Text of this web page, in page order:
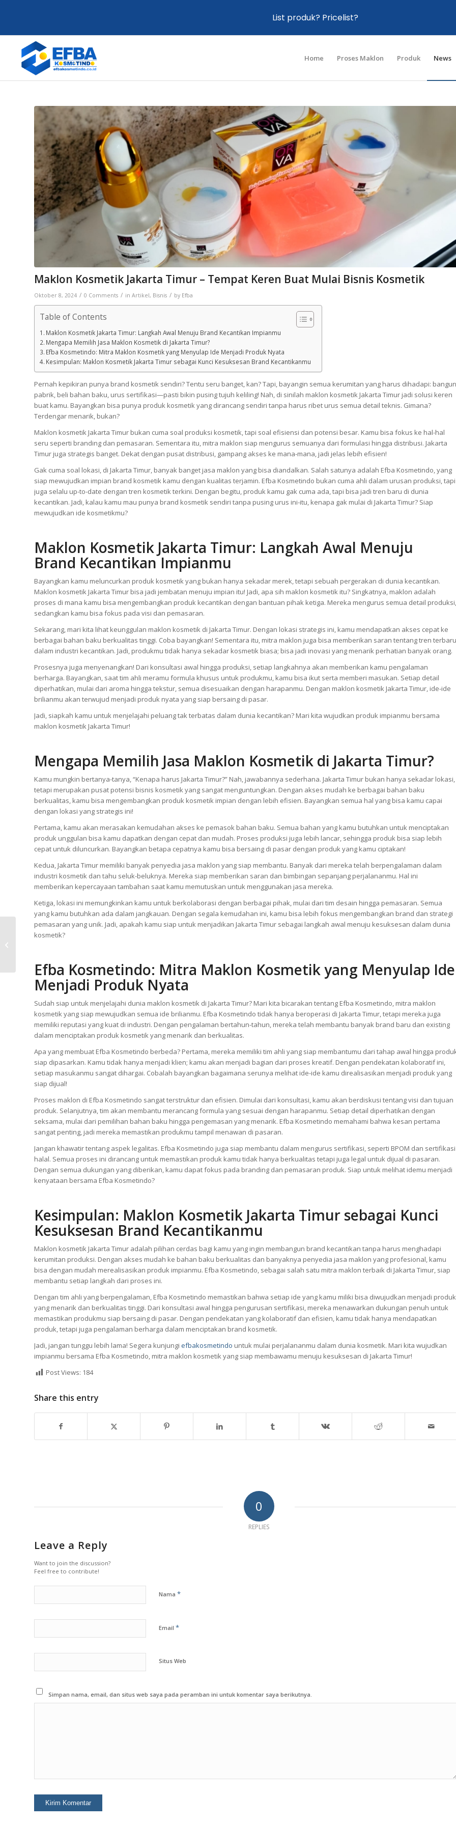
Home Proses Maklon Produk News
Maklon Kosmetik Jakarta Timur – Tempat Keren Buat Mulai Bisnis Kosmetik
Oktober 8, 2024 / 0 Comments / in Artikel, Bisnis / by Efba
Table of Contents
Maklon Kosmetik Jakarta Timur: Langkah Awal Menuju Brand Kecantikan Impianmu
Mengapa Memilih Jasa Maklon Kosmetik di Jakarta Timur?
Efba Kosmetindo: Mitra Maklon Kosmetik yang Menyulap Ide Menjadi Produk Nyata
Kesimpulan: Maklon Kosmetik Jakarta Timur sebagai Kunci Kesuksesan Brand Kecantikanmu
Pernah kepikiran punya brand kosmetik sendiri? Tentu seru banget, kan? Tapi, bayangin semua kerumitan yang harus dihadapi: bangun
pabrik, beli bahan baku, urus sertifikasi—pasti bikin pusing tujuh keliling! Nah, di sinilah maklon kosmetik Jakarta Timur jadi solusi keren
buat kamu. Bayangkan bisa punya produk kosmetik yang dirancang sendiri tanpa harus ribet urus semua detail teknis. Gimana?
Terdengar menarik, bukan?
Maklon kosmetik Jakarta Timur bukan cuma soal produksi kosmetik, tapi soal efisiensi dan potensi besar. Kamu bisa fokus ke hal-hal
seru seperti branding dan pemasaran. Sementara itu, mitra maklon siap mengurus semuanya dari formulasi hingga distribusi. Jakarta
Timur juga strategis banget. Dekat dengan pusat distribusi, gampang akses ke mana-mana, jadi jelas lebih efisien!
Gak cuma soal lokasi, di Jakarta Timur, banyak banget jasa maklon yang bisa diandalkan. Salah satunya adalah Efba Kosmetindo, yang
siap mewujudkan impian brand kosmetik kamu dengan kualitas terjamin. Efba Kosmetindo bukan cuma ahli dalam urusan produksi, tapi
juga selalu up-to-date dengan tren kosmetik terkini. Dengan begitu, produk kamu gak cuma ada, tapi bisa jadi tren baru di dunia
kecantikan. Jadi, kalau kamu mau punya brand kosmetik sendiri tanpa pusing urus ini-itu, kenapa gak mulai di Jakarta Timur? Siap
mewujudkan ide kosmetikmu?
Maklon Kosmetik Jakarta Timur: Langkah Awal Menuju
Brand Kecantikan Impianmu
Bayangkan kamu meluncurkan produk kosmetik yang bukan hanya sekadar merek, tetapi sebuah pergerakan di dunia kecantikan.
Maklon kosmetik Jakarta Timur bisa jadi jembatan menuju impian itu! Jadi, apa sih maklon kosmetik itu? Singkatnya, maklon adalah
proses di mana kamu bisa mengembangkan produk kecantikan dengan bantuan pihak ketiga. Mereka mengurus semua detail produksi,
sedangkan kamu bisa fokus pada visi dan pemasaran.
Sekarang, mari kita lihat keunggulan maklon kosmetik di Jakarta Timur. Dengan lokasi strategis ini, kamu mendapatkan akses cepat ke
berbagai bahan baku berkualitas tinggi. Coba bayangkan! Sementara itu, mitra maklon juga bisa memberikan saran tentang tren terbaru
dalam industri kecantikan. Jadi, produkmu tidak hanya sekadar kosmetik biasa; bisa jadi inovasi yang menarik perhatian banyak orang.
Prosesnya juga menyenangkan! Dari konsultasi awal hingga produksi, setiap langkahnya akan memberikan kamu pengalaman
berharga. Bayangkan, saat tim ahli meramu formula khusus untuk produkmu, kamu bisa ikut serta memberi masukan. Setiap detail
diperhatikan, mulai dari aroma hingga tekstur, semua disesuaikan dengan harapanmu. Dengan maklon kosmetik Jakarta Timur, ide-ide
brilianmu akan terwujud menjadi produk nyata yang siap bersaing di pasar.
Jadi, siapkah kamu untuk menjelajahi peluang tak terbatas dalam dunia kecantikan? Mari kita wujudkan produk impianmu bersama
maklon kosmetik Jakarta Timur!
Mengapa Memilih Jasa Maklon Kosmetik di Jakarta Timur?
Kamu mungkin bertanya-tanya, “Kenapa harus Jakarta Timur?” Nah, jawabannya sederhana. Jakarta Timur bukan hanya sekadar lokasi,
tetapi merupakan pusat potensi bisnis kosmetik yang sangat menguntungkan. Dengan akses mudah ke berbagai bahan baku
berkualitas, kamu bisa mengembangkan produk kosmetik impian dengan lebih efisien. Bayangkan semua hal yang bisa kamu capai
dengan lokasi yang strategis ini!
Pertama, kamu akan merasakan kemudahan akses ke pemasok bahan baku. Semua bahan yang kamu butuhkan untuk menciptakan
produk unggulan bisa kamu dapatkan dengan cepat dan mudah. Proses produksi juga lebih lancar, sehingga produk bisa siap lebih
cepat untuk diluncurkan. Bayangkan betapa cepatnya kamu bisa bersaing di pasar dengan produk yang kamu ciptakan!
Kedua, Jakarta Timur memiliki banyak penyedia jasa maklon yang siap membantu. Banyak dari mereka telah berpengalaman dalam
industri kosmetik dan tahu seluk-beluknya. Mereka siap memberikan saran dan bimbingan sepanjang perjalananmu. Hal ini
memberikan kepercayaan tambahan saat kamu memutuskan untuk menggunakan jasa mereka.
Ketiga, lokasi ini memungkinkan kamu untuk berkolaborasi dengan berbagai pihak, mulai dari tim desain hingga pemasaran. Semua
yang kamu butuhkan ada dalam jangkauan. Dengan segala kemudahan ini, kamu bisa lebih fokus mengembangkan brand dan strategi
pemasaran yang unik. Jadi, apakah kamu siap untuk menjadikan Jakarta Timur sebagai langkah awal menuju kesuksesan dalam dunia
kosmetik?
Efba Kosmetindo: Mitra Maklon Kosmetik yang Menyulap Ide
Menjadi Produk Nyata
Sudah siap untuk menjelajahi dunia maklon kosmetik di Jakarta Timur? Mari kita bicarakan tentang Efba Kosmetindo, mitra maklon
kosmetik yang siap mewujudkan semua ide brilianmu. Efba Kosmetindo tidak hanya beroperasi di Jakarta Timur, tetapi mereka juga
memiliki reputasi yang kuat di industri. Dengan pengalaman bertahun-tahun, mereka telah membantu banyak brand baru dan existing
dalam menciptakan produk kosmetik yang menarik dan berkualitas.
Apa yang membuat Efba Kosmetindo berbeda? Pertama, mereka memiliki tim ahli yang siap membantumu dari tahap awal hingga
siap dipasarkan. Kamu tidak hanya menjadi klien; kamu akan menjadi bagian dari proses kreatif. Dengan pendekatan kolaboratif ini,
setiap masukanmu sangat dihargai. Cobalah bayangkan bagaimana serunya melihat ide-ide kamu direalisasikan menjadi produk yang
siap dijual!
Proses maklon di Efba Kosmetindo sangat terstruktur dan efisien. Dimulai dari konsultasi, kamu akan berdiskusi tentang visi dan tujuan
produk. Selanjutnya, tim akan membantu merancang formula yang sesuai dengan harapanmu. Setiap detail diperhatikan dengan
seksama, mulai dari pemilihan bahan baku hingga pengemasan yang menarik. Efba Kosmetindo memahami bahwa kesan pertama
sangat penting, jadi mereka memastikan produkmu tampil menawan di pasaran.
Jangan khawatir tentang aspek legalitas. Efba Kosmetindo juga siap membantu dalam mengurus sertifikasi, seperti BPOM dan sertifikasi
halal. Semua proses ini dirancang untuk memastikan produk kamu tidak hanya berkualitas tetapi juga legal untuk dijual di pasaran.
Dengan semua dukungan yang diberikan, kamu dapat fokus pada branding dan pemasaran produk. Siap untuk melihat idemu menjadi
kenyataan bersama Efba Kosmetindo?
Kesimpulan: Maklon Kosmetik Jakarta Timur sebagai Kunci
Kesuksesan Brand Kecantikanmu
Maklon kosmetik Jakarta Timur adalah pilihan cerdas bagi kamu yang ingin membangun brand kecantikan tanpa harus menghadapi
kerumitan produksi. Dengan akses mudah ke bahan baku berkualitas dan banyaknya penyedia jasa maklon yang profesional, kamu
bisa dengan mudah merealisasikan produk impianmu. Efba Kosmetindo, sebagai salah satu mitra maklon terbaik di Jakarta Timur, siap
membantu setiap langkah dari proses ini.
Dengan tim ahli yang berpengalaman, Efba Kosmetindo memastikan bahwa setiap ide yang kamu miliki bisa diwujudkan menjadi produk
yang menarik dan berkualitas tinggi. Dari konsultasi awal hingga pengurusan sertifikasi, mereka menawarkan dukungan penuh untuk
memastikan produkmu siap bersaing di pasar. Dengan pendekatan yang kolaboratif dan efisien, kamu tidak hanya mendapatkan
produk, tetapi juga pengalaman berharga dalam menciptakan brand kosmetik.
Jadi, jangan tunggu lebih lama! Segera kunjungi efbakosmetindo untuk mulai perjalananmu dalam dunia kosmetik. Mari kita wujudkan
impianmu bersama Efba Kosmetindo, mitra maklon kosmetik yang siap membawamu menuju kesuksesan di Jakarta Timur!
Post Views: 184
Share this entry
0
REPLIES
Leave a Reply
Want to join the discussion?
Feel free to contribute!
Nama *
Email *
Situs Web
Simpan nama, email, dan situs web saya pada peramban ini untuk komentar saya berikutnya.
Maklon Kosmetik
Murah – Kesempatan
List produk? Pricelist?